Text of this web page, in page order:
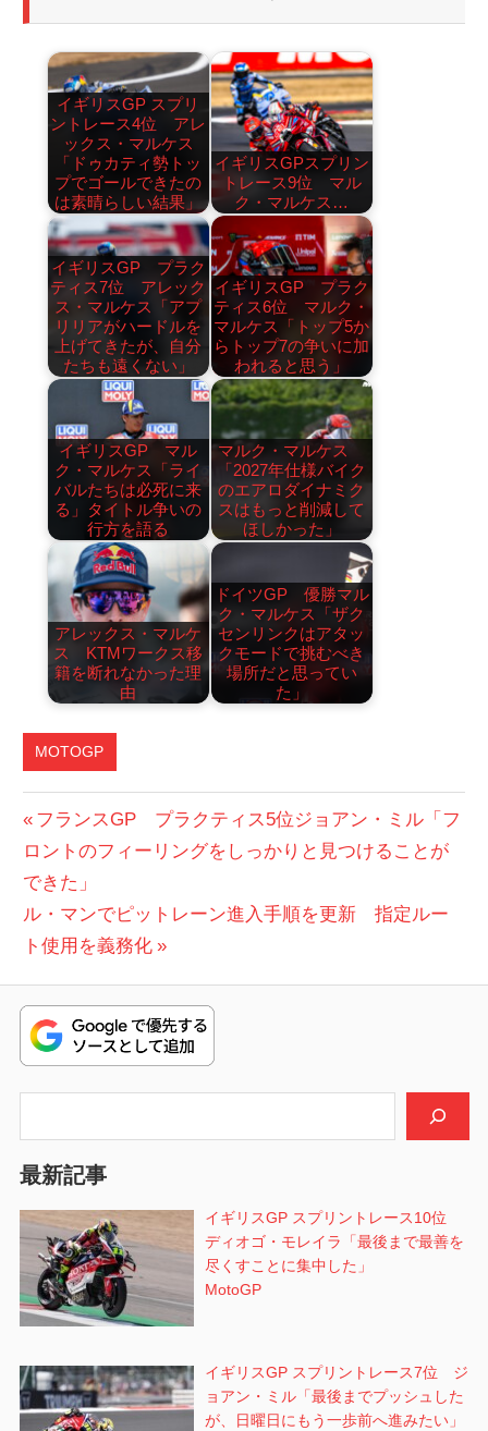
イギリスGP スプリ
ントレース4位 アレ
ックス・マルケス
「ドゥカティ勢トッ
プでゴールできたの
は素晴らしい結果」
イギリスGPスプリン
トレース9位 マル
ク・マルケス…
イギリスGP プラク
ティス7位 アレック
ス・マルケス「アプ
リリアがハードルを
上げてきたが、自分
たちも遠くない」
イギリスGP プラク
ティス6位 マルク・
マルケス「トップ5か
らトップ7の争いに加
われると思う」
イギリスGP マル
ク・マルケス「ライ
バルたちは必死に来
る」タイトル争いの
行方を語る
マルク・マルケス
「2027年仕様バイク
のエアロダイナミク
スはもっと削減して
ほしかった」
アレックス・マルケ
ス KTMワークス移
籍を断れなかった理
由
ドイツGP 優勝マル
ク・マルケス「ザク
センリンクはアタッ
クモードで挑むべき
場所だと思ってい
た」
MOTOGP
投
稿
ナ
ビ
ゲ
ー
ン
前
の
投
稿:
フランスGP プラクティス5位ジョアン・ミル「フ
ロントのフィーリングをしっかりと見つけることが
できた」
次
の
稿:
ル・マンでピットレーン進入手順を更新 指定ルー
ト使用を義務化
最新記事
イギリスGP スプリントレース10位
ディオゴ・モレイラ「最後まで最善を
尽くすことに集中した」
MotoGP
イギリスGP スプリントレース7位 ジ
ョアン・ミル「最後までプッシュした
が、日曜日にもう一歩前へ進みたい」